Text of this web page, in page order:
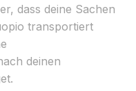
dass deine Sachen
transportiert
deinen